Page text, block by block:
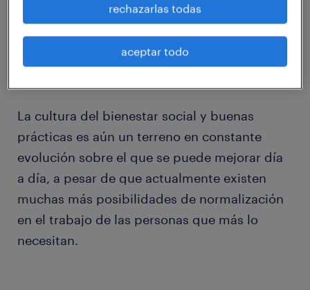
compañía ha de estar constituida sobre una
base de principios éticos y tener una postura
activa y responsable hacia este grupo de
La cultura del bienestar social y buenas
prácticas es aún un terreno en constante
evolución sobre el que se puede mejorar día
a día, a pesar de que actualmente existen
muchas más posibilidades de normalización
en el trabajo de las personas que más lo
necesitan.
rechazarlas todas
aceptar todo